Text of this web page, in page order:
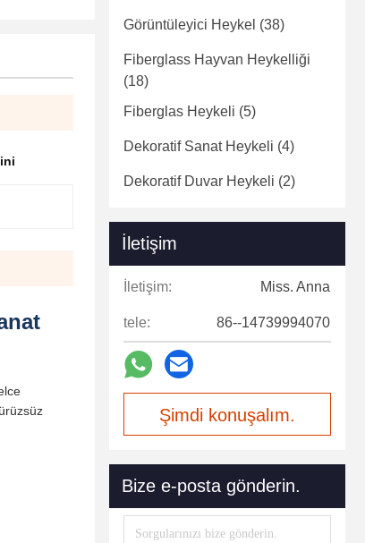
Görüntüleyici Heykel (38)
Fiberglass Hayvan Heykelliği
(18)
Fiberglas Heykeli (5)
Dekoratif Sanat Heykeli (4)
Dekoratif Duvar Heykeli (2)
İletişim
İletişim: Miss. Anna
tele: 86--14739994070
Şimdi konuşalım.
Bize e-posta gönderin.